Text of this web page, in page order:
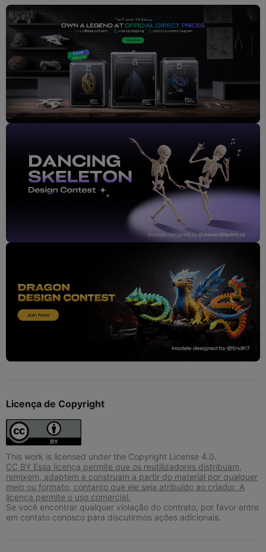
Licença de Copyright
This work is licensed under the Copyright License 4.0.
CC BY Essa licença permite que os reutilizadores distribuam,
remixem, adaptem e construam a partir do material por qualquer
meio ou formato, contanto que ele seja atribuído ao criador. A
licença permite o uso comercial.
Se você encontrar qualquer violação do contrato, por favor entre
em contato conosco para discutirmos ações adicionais.